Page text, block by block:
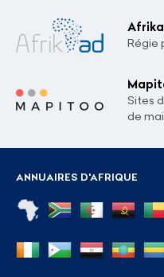
Régie
Sites
de
ANNUAIRES D'AFRIQUE